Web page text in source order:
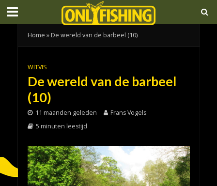
Home » De wereld van de barbeel (10)
WITVIS
De wereld van de barbeel
(10)
11 maanden geleden
Frans Vogels
5 minuten leestijd